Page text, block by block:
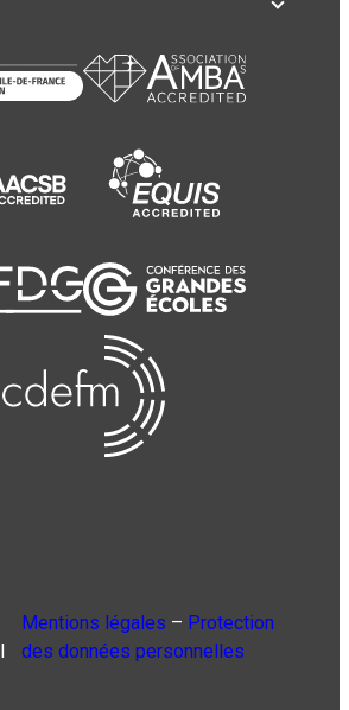
Mentions légales – Protection
des données personnelles